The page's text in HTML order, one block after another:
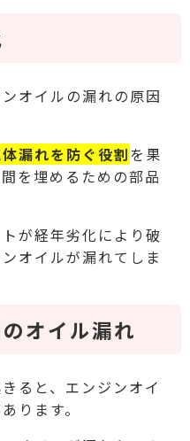
オイルの漏れの原因
漏れを防ぐ役割を果
を埋めるための部品
が経年劣化により破
オイルが漏れてしま
オイル漏れ
ると、エンジンオイ
ります。